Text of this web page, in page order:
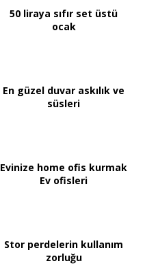
50 liraya sıfır set üstü
ocak
En güzel duvar askılık ve
süsleri
Evinize home ofis kurmak
Ev ofisleri
Stor perdelerin kullanım
zorluğu